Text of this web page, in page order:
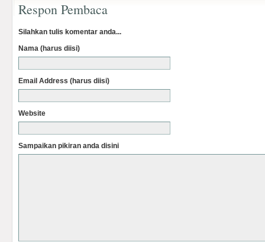
Respon Pembaca
Silahkan tulis komentar anda...
Nama (harus diisi)
Email Address (harus diisi)
Website
Sampaikan pikiran anda disini